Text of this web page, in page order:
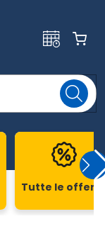
Tutte le